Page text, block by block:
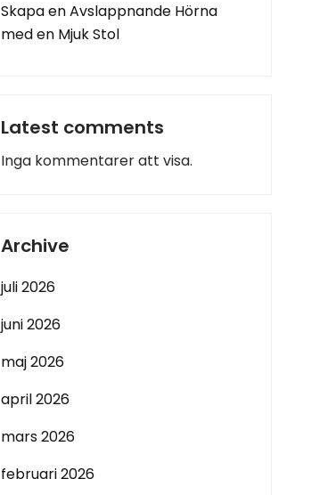
Skapa en Avslappnande Hörna
med en Mjuk Stol
Latest comments
Inga kommentarer att visa.
Archive
juli 2026
juni 2026
maj 2026
april 2026
mars 2026
februari 2026